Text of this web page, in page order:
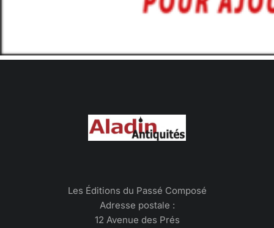
Les Éditions du Passé Composé
Adresse postale :
12 Avenue des Prés